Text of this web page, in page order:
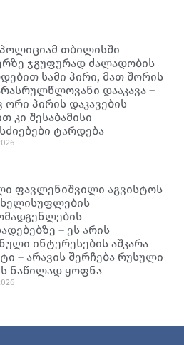
პოლიციამ თბილისში
ჯგუფურად ძალადობის
სამი პირი, მათ შორის
დააკავა –
ორი პირის დაკავების
კი შესაბამისი
ტარდება
ფავლენიშვილი აგვისტოს
– ეს არის
ინტერესების აშკარა
– არავის შერჩება რუსული
ნაწილად ყოფნა